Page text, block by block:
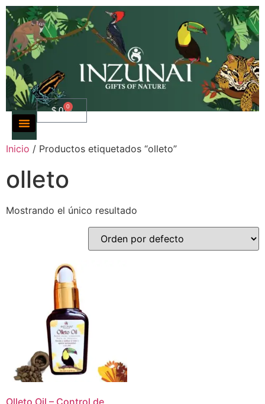
$0 0
Inicio / Productos etiquetados “olleto”
olleto
Mostrando el único resultado
Olleto Oil – Control de